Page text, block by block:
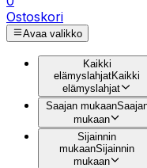
Ostoskori
Avaa valikko
Kaikki
elämyslahjatKaikki
elämyslahjat
Saajan mukaan
mukaan
Sijainnin
mukaanSijainnin
mukaan